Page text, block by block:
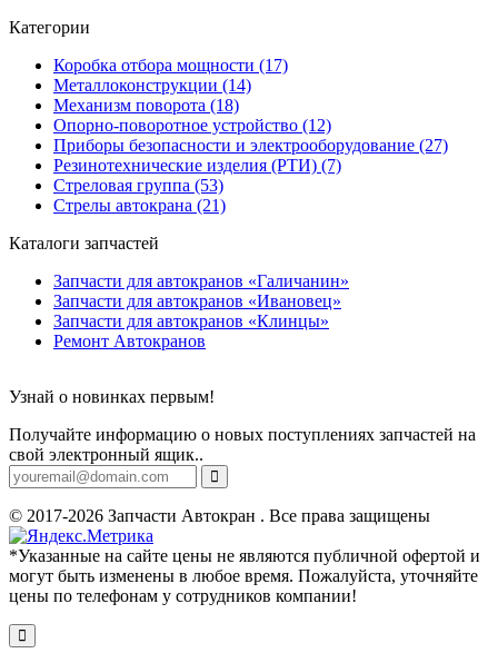
Категории
Коробка отбора мощности (17)
Металлоконструкции (14)
Механизм поворота (18)
Опорно-поворотное устройство (12)
Приборы безопасности и электрооборудование (27)
Резинотехнические изделия (РТИ) (7)
Стреловая группа (53)
Стрелы автокрана (21)
Каталоги запчастей
Запчасти для автокранов «Галичанин»
Запчасти для автокранов «Ивановец»
Запчасти для автокранов «Клинцы»
Ремонт Автокранов
Узнай о новинках первым!
Получайте информацию о новых поступлениях запчастей на
свой электронный ящик..
© 2017-2026 Запчасти Автокран . Все права защищены
*Указанные на сайте цены не являются публичной офертой и
могут быть изменены в любое время. Пожалуйста, уточняйте
цены по телефонам у сотрудников компании!